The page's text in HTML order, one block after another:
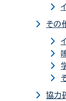
その
協力